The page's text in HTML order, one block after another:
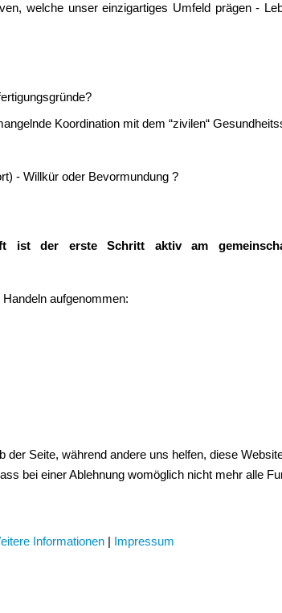
welche unser einzigartiges Umfeld prägen -
Koordination mit dem “zivilen“
- Willkür oder Bevormundung ?
ist der erste Schritt aktiv am
aufgenommen:
Seite, während andere uns helfen, diese
bei einer Ablehnung womöglich nicht mehr alle
Informationen | Impressum